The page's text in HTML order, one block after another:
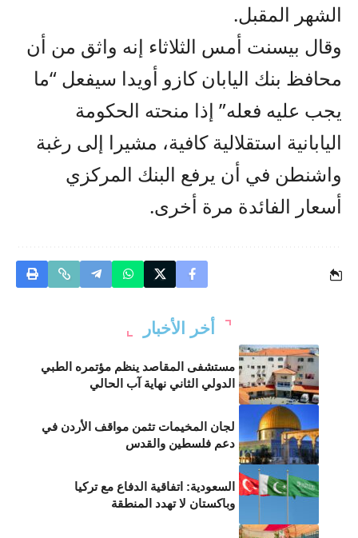
الشهر المقبل.
وقال بيسنت أمس الثلاثاء إنه واثق من أن
محافظ بنك اليابان كازو أويدا سيفعل “ما
يجب عليه فعله” إذا منحته الحكومة
اليابانية استقلالية كافية، مشيرا إلى رغبة
واشنطن في أن يرفع البنك المركزي
أسعار الفائدة مرة أخرى.
أخر الأخبار
مستشفى المقاصد ينظم مؤتمره الطبي
الدولي الثاني نهاية آب الحالي
لجان المخيمات تثمن مواقف الأردن في
دعم فلسطين والقدس
السعودية: اتفاقية الدفاع مع تركيا
وباكستان لا تهدد المنطقة